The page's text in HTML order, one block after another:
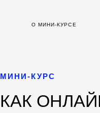
О МИНИ-КУРСЕ
МИНИ-КУРС
КАК